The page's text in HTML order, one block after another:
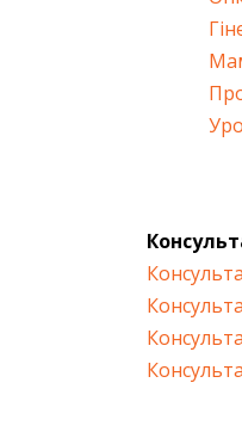
Дякую за